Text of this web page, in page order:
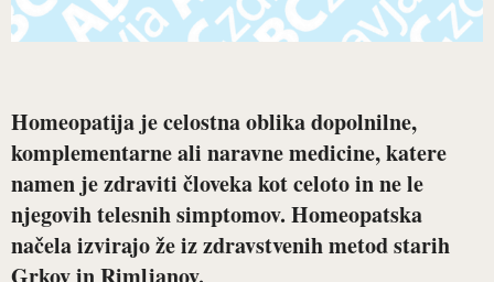
Homeopatija je celostna oblika dopolnilne,
komplementarne ali naravne medicine, katere
namen je zdraviti človeka kot celoto in ne le
njegovih telesnih simptomov. Homeopatska
načela izvirajo že iz zdravstvenih metod starih